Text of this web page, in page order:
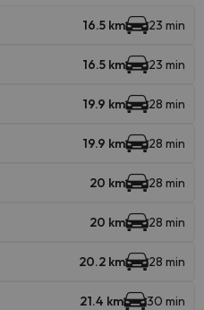
16.5 km 23 min
16.5 km 23 min
19.9 km 28 min
19.9 km 28 min
20 km 28 min
20 km 28 min
20.2 km 28 min
21.4 km 30 min